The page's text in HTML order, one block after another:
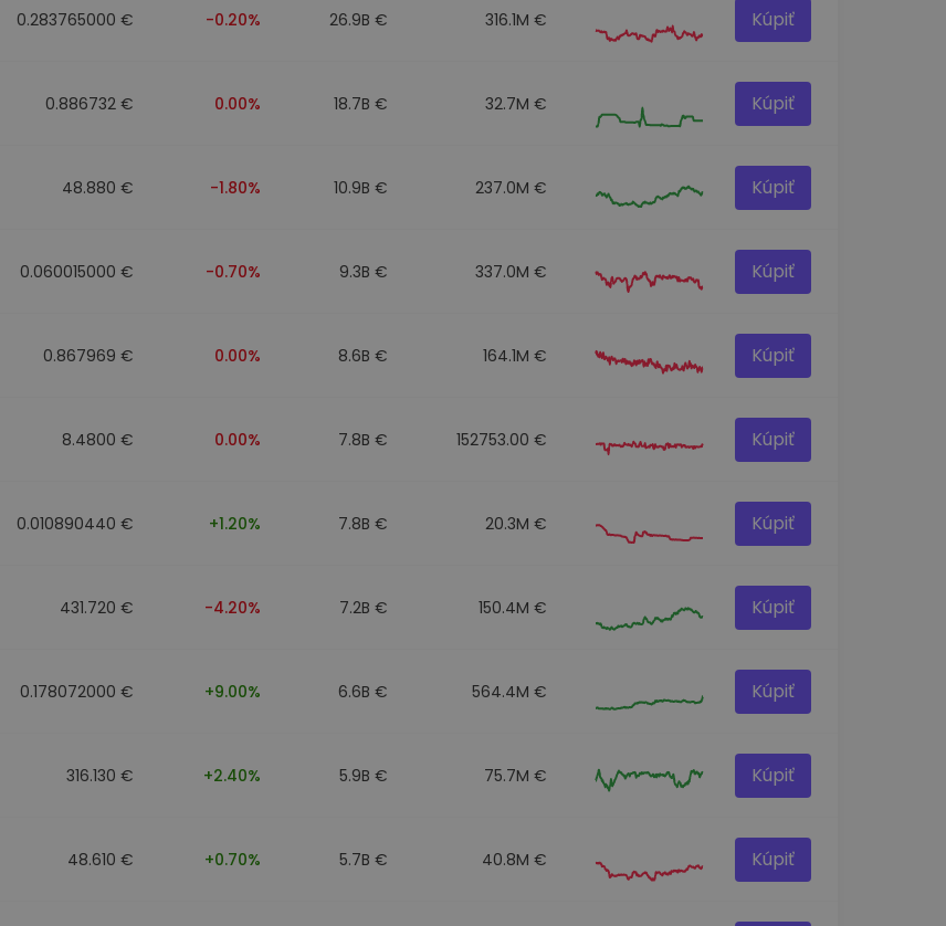
0.283765000 € -0.20% 26.9B € 316.1M € Kúpiť
0.886732 € 0.00% 18.7B € 32.7M € Kúpiť
48.880 € -1.80% 10.9B € 237.0M € Kúpiť
0.060015000 € -0.70% 9.3B € 337.0M € Kúpiť
0.867969 € 0.00% 8.6B € 164.1M € Kúpiť
8.4800 € 0.00% 7.8B € 152753.00 € Kúpiť
0.010890440 € +1.20% 7.8B € 20.3M € Kúpiť
431.720 € -4.20% 7.2B € 150.4M € Kúpiť
0.178072000 € +9.00% 6.6B € 564.4M € Kúpiť
316.130 € +2.40% 5.9B € 75.7M € Kúpiť
48.610 € +0.70% 5.7B € 40.8M € Kúpiť